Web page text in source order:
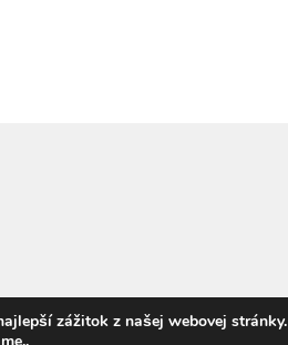
zážitok z našej webovej stránky.